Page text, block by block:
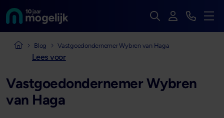
Naar de homepage van Zoek op de hele
InloggenBekijk
Menu
Naar de homepage van Mogelijk Vastgoedfinancieringen
Blog Vastgoedondernemer Wybren van Haga
Lees voor
Vastgoedondernemer Wybren
van Haga